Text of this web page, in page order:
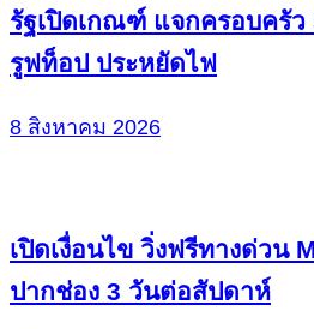
รัฐเปิดเกณฑ์ แจกครอบครัว
รูฟท็อป ประหยัดไฟ
8 สิงหาคม 2026
เปิดเงื่อนไข วิ่งฟรีทางด่วน
ปากช่อง 3 วันต่อสัปดาห์